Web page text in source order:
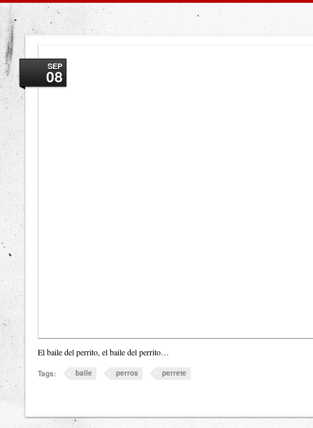
SEP
08
El baile del perrito, el baile del perrito…
Tags: baile perros perrete